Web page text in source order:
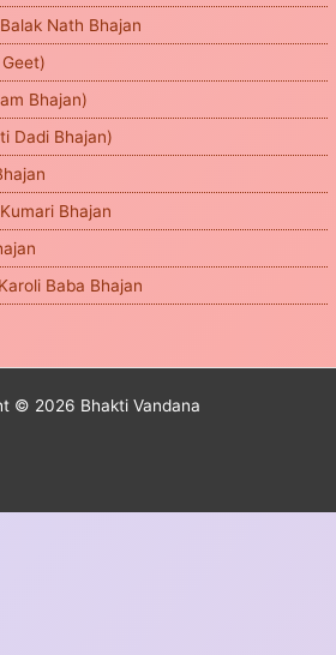
Balak Nath Bhajan
Geet)
Bhajan)
Dadi Bhajan)
Kumari Bhajan
Karoli Baba Bhajan
© 2026 Bhakti Vandana